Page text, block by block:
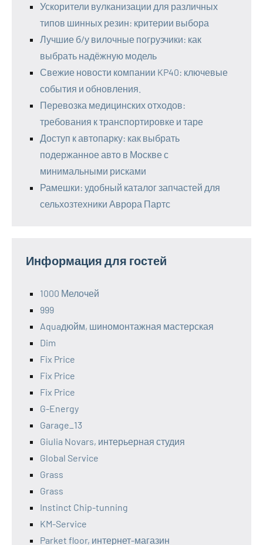
Ускорители вулканизации для различных
типов шинных резин: критерии выбора
Лучшие б/у вилочные погрузчики: как
выбрать надёжную модель
Свежие новости компании KP40: ключевые
события и обновления.
Перевозка медицинских отходов:
требования к транспортировке и таре
Доступ к автопарку: как выбрать
подержанное авто в Москве с
минимальными рисками
Рамешки: удобный каталог запчастей для
сельхозтехники Аврора Партс
Информация для гостей
1000 Мелочей
999
Aquaдюйм, шиномонтажная мастерская
Dim
Fix Price
Fix Price
Fix Price
G-Energy
Garage_13
Giulia Novars, интерьерная студия
Global Service
Grass
Grass
Instinct Chip-tunning
KM-Service
Parket floor, интернет-магазин